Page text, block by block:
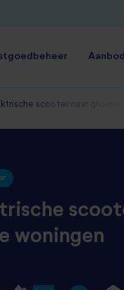
Aanbod
scooter naar groene
woningen